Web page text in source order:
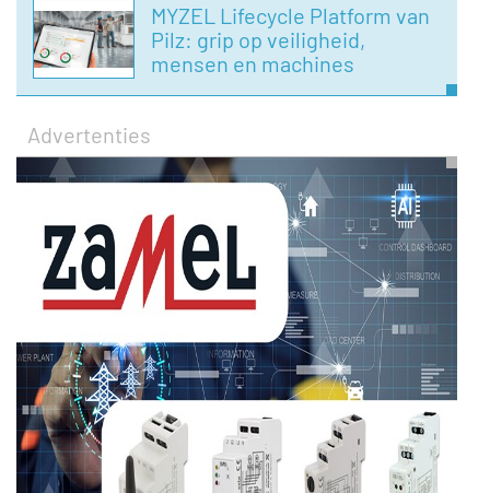
MYZEL Lifecycle Platform van
Pilz: grip op veiligheid,
mensen en machines
Advertenties